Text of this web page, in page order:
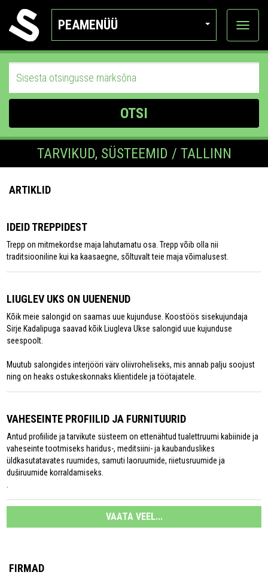
PEAMENÜÜ
Ava
OTSI
TARVIKUD, SÜSTEEMID / TALLINN
ARTIKLID
IDEID TREPPIDEST
Trepp on mitmekordse maja lahutamatu osa. Trepp võib olla nii
traditsiooniline kui ka kaasaegne, sõltuvalt teie maja võimalusest.
LIUGLEV UKS ON UUENENUD
Kõik meie salongid on saamas uue kujunduse. Koostöös sisekujundaja
Sirje Kadalipuga saavad kõik Liugleva Ukse salongid uue kujunduse
seespoolt.
Muutub salongides interjööri värv oliivroheliseks, mis annab palju soojust
ning on heaks ostukeskonnaks klientidele ja töötajatele.
VAHESEINTE PROFIILID JA FURNITUURID
Antud profiilide ja tarvikute süsteem on ettenähtud tualettruumi kabiinide ja
vaheseinte tootmiseks haridus-, meditsiini- ja kaubanduslikes
üldkasutatavates ruumides, samuti laoruumide, riietusruumide ja
duširuumide korraldamiseks.
VAATA VEEL...
FIRMAD